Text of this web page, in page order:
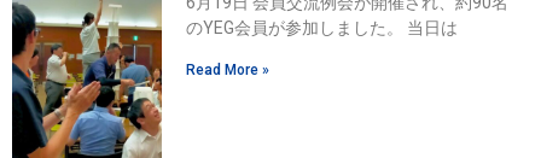
のYEG会員が参加しました。 当日は
Read More »